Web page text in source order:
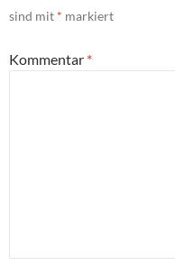
sind mit * markiert
Kommentar *